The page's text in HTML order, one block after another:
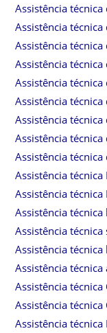
Assistência técnica
Assistência
Assistência
Assistência
Assistência
Assistência
Assistência
Assistência
Assistência
Assistência
Assistência
Assistência
Assistência técnica
Assistência técnica
Assistência
Assistência técnica
Assistência técnica
Assistência técnica